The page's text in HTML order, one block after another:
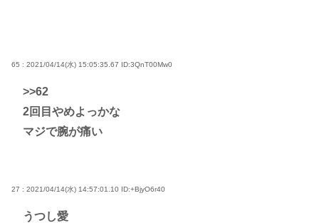
65 : 2021/04/14(水) 15:05:35.67 ID:3QnT00Mw0
>>62
2回目やめよっかな
マジで腕が痛い
27 : 2021/04/14(水) 14:57:01.10 ID:+BjyO6r40
うつし愛